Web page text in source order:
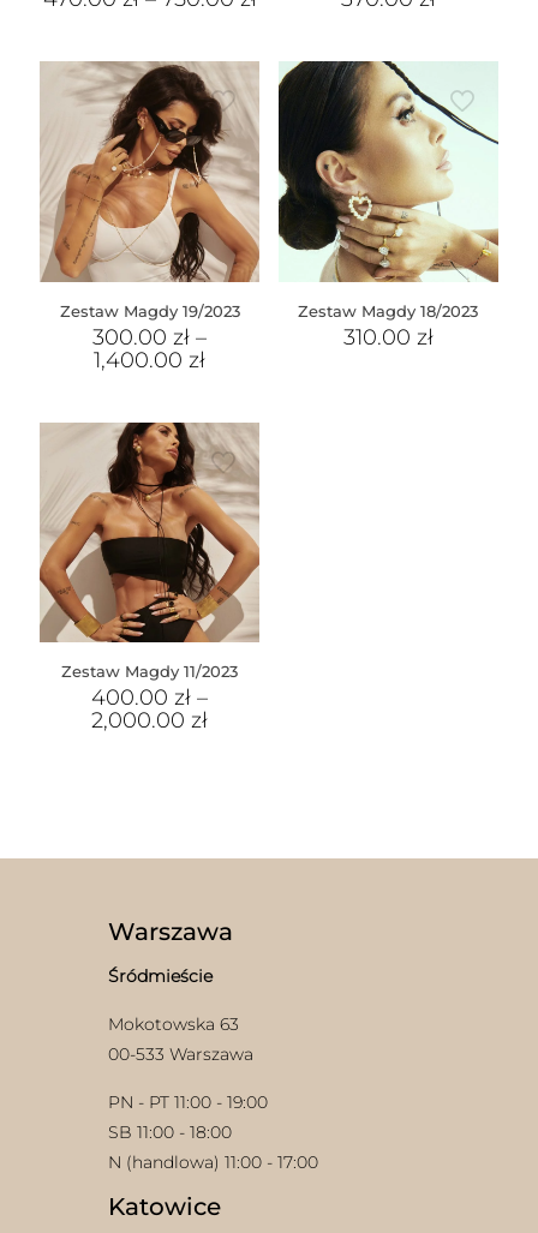
Zestaw Magdy 19/2023
300.00zł –
1,400.00zł
Zestaw Magdy 18/2023
310.00 zł
Zestaw Magdy 11/2023
400.00zł –
2,000.00zł
Warszawa
Śródmieście
Mokotowska 63
00-533 Warszawa
PN - PT 11:00 - 19:00
SB 11:00 - 18:00
N (handlowa) 11:00 - 17:00
Katowice